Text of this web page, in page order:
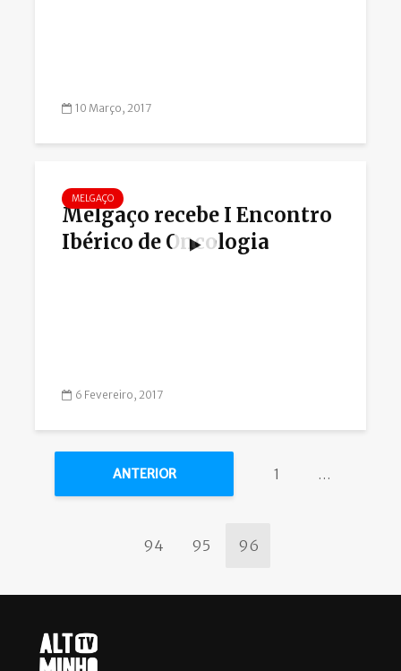
10 Março, 2017
MELGAÇO
Melgaço recebe I Encontro
Ibérico de Oncologia
6 Fevereiro, 2017
ANTERIOR 1 …
94 95 96